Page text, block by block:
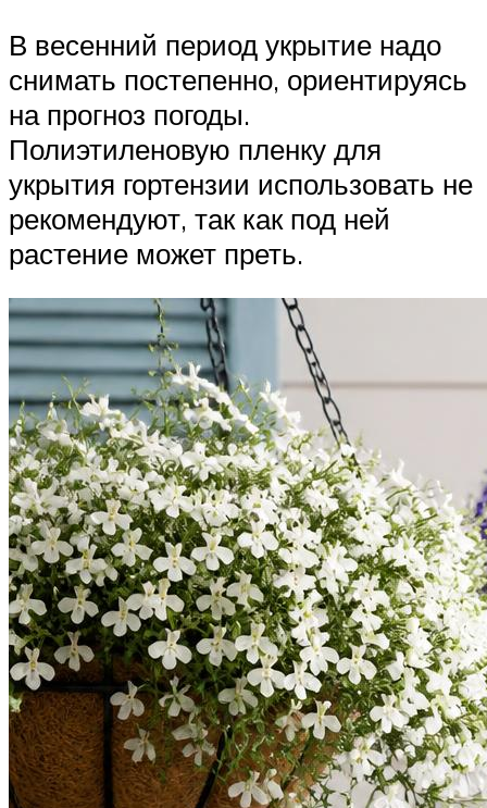
В весенний период укрытие надо
снимать постепенно, ориентируясь
на прогноз погоды.
Полиэтиленовую пленку для
укрытия гортензии использовать не
рекомендуют, так как под ней
растение может преть.